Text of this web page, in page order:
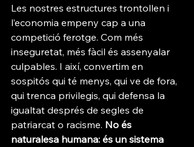
Les nostres estructures trontollen i
l’economia empeny cap a una
competició ferotge. Com més
inseguretat, més fàcil és assenyalar
culpables. I així, convertim en
sospitós qui té menys, qui ve de fora,
qui trenca privilegis, qui defensa la
igualtat després de segles de
patriarcat o racisme. No és
naturalesa humana: és un sistema